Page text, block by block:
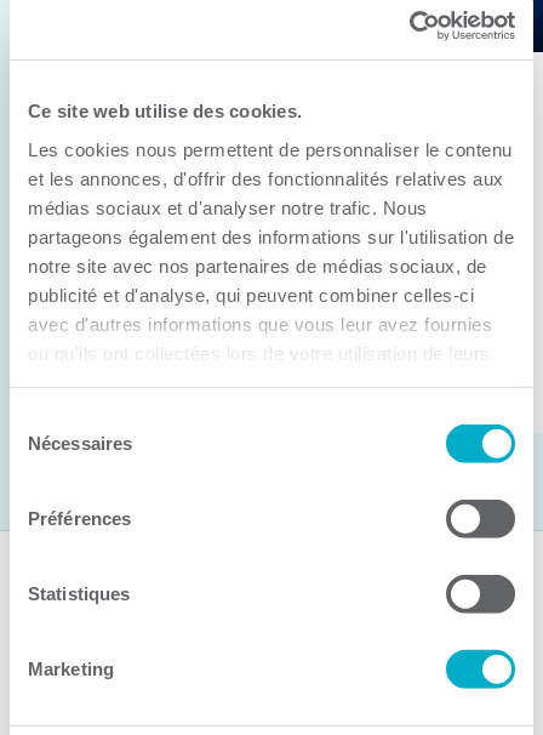
Ce site web utilise des cookies.
Les cookies nous permettent de personnaliser le contenu
et les annonces, d'offrir des fonctionnalités relatives aux
médias sociaux et d'analyser notre trafic. Nous
partageons également des informations sur l'utilisation de
notre site avec nos partenaires de médias sociaux, de
publicité et d'analyse, qui peuvent combiner celles-ci
avec d'autres informations que vous leur avez fournies
ou qu'ils ont collectées lors de votre utilisation de leurs
Nécessaires
Préférences
Statistiques
Marketing
Anick Métivier devient le nouveau
président de la CCI3R
C’est lors de son assemblée générale annuelle
tenue hier que la Chambre de commerce et
d’industries de ...
Suivez-nous